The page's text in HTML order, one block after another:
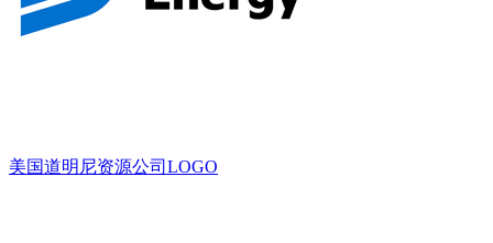
美国道明尼资源公司LOGO